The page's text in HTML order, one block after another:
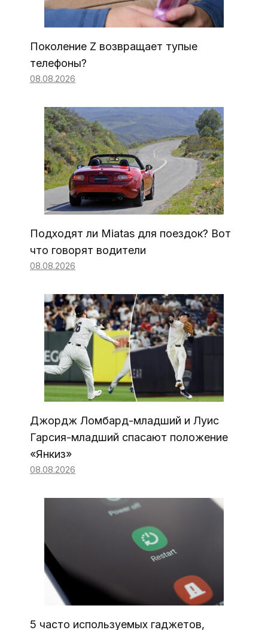
Поколение Z возвращает тупые
телефоны?
08.08.2026
Подходят ли Miatas для поездок? Вот
что говорят водители
08.08.2026
Джордж Ломбард-младший и Луис
Гарсия-младший спасают положение
«Янкиз»
08.08.2026
5 часто используемых гаджетов,